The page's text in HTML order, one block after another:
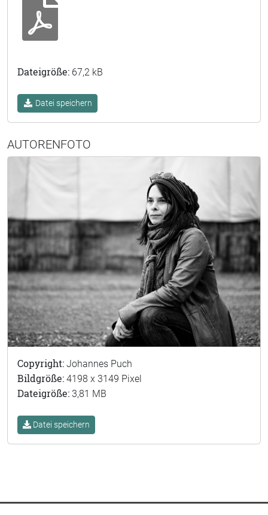
Dateigröße: 67,2 kB
Datei speichern
AUTORENFOTO
Copyright: Johannes Puch
Bildgröße: 4198 x 3149 Pixel
Dateigröße: 3,81 MB
Datei speichern